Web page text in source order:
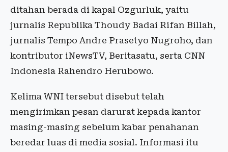
ditahan berada di kapal Ozgurluk, yaitu
jurnalis Republika Thoudy Badai Rifan Billah,
jurnalis Tempo Andre Prasetyo Nugroho, dan
kontributor iNewsTV, Beritasatu, serta CNN
Indonesia Rahendro Herubowo.
Kelima WNI tersebut disebut telah
mengirimkan pesan darurat kepada kantor
masing-masing sebelum kabar penahanan
beredar luas di media sosial. Informasi itu